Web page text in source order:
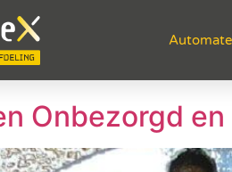
15 mei 2021
Onbezorgd